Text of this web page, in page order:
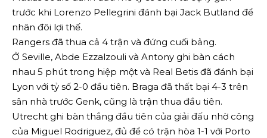
trước khi Lorenzo Pellegrini đánh bại Jack Butland để
nhân đôi lợi thế.
Rangers đã thua cả 4 trận và đứng cuối bảng.
Ở Seville, Abde Ezzalzouli và Antony ghi bàn cách
nhau 5 phút trong hiệp một và Real Betis đã đánh bại
Lyon với tỷ số 2-0 đầu tiên. Braga đã thất bại 4-3 trên
sân nhà trước Genk, cũng là trận thua đầu tiên.
Utrecht ghi bàn thắng đầu tiên của giải đấu nhờ công
của Miguel Rodriguez, đủ để có trận hòa 1-1 với Porto